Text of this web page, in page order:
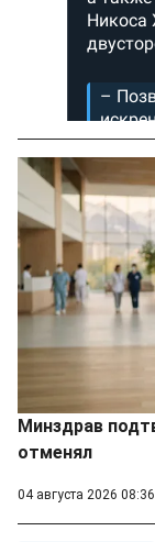
Минздрав
отменял
04 августа 2026 08:36